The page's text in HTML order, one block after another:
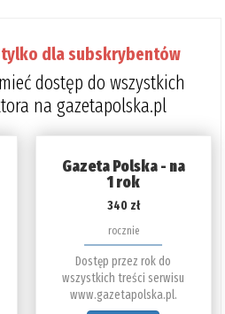
dla subskrybentów
dostęp do wszystkich
na gazetapolska.pl
Gazeta Polska - na
1 rok
340 zł
rocznie
Dostęp przez rok do
wszystkich treści serwisu
www.gazetapolska.pl.